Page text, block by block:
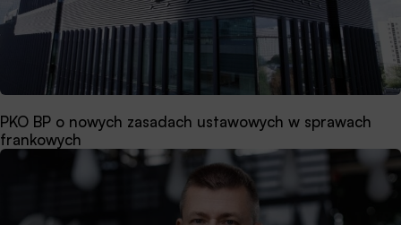
PKO BP o nowych zasadach ustawowych w sprawach
frankowych